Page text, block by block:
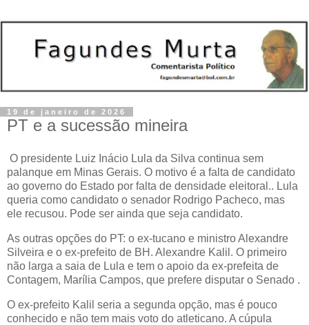
19 de janeiro de 2026
PT e a sucessão mineira
O presidente Luiz Inácio Lula da Silva continua sem
palanque em Minas Gerais. O motivo é a falta de candidato
ao governo do Estado por falta de densidade eleitoral.. Lula
queria como candidato o senador Rodrigo Pacheco, mas
ele recusou. Pode ser ainda que seja candidato.
As outras opções do PT: o ex-tucano e ministro Alexandre
Silveira e o ex-prefeito de BH. Alexandre Kalil. O primeiro
não larga a saia de Lula e tem o apoio da ex-prefeita de
Contagem, Marília Campos, que prefere disputar o Senado .
O ex-prefeito Kalil seria a segunda opção, mas é pouco
conhecido e não tem mais voto do atleticano. A cúpula